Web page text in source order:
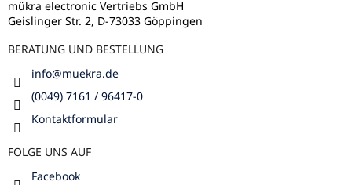
mükra electronic Vertriebs GmbH
Geislinger Str. 2, D-73033 Göppingen
BERATUNG UND BESTELLUNG
info@muekra.de
(0049) 7161 / 96417-0
Kontaktformular
FOLGE UNS AUF
Facebook